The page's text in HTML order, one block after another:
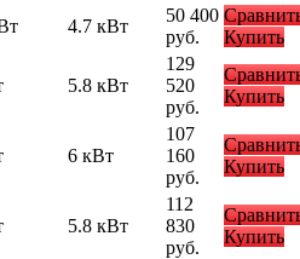
4.7 кВт
50 400
руб.
Купить
5.8 кВт
129
520
руб.
Купить
6 кВт
107
160
руб.
Купить
5.8 кВт
112
830
руб.
Купить